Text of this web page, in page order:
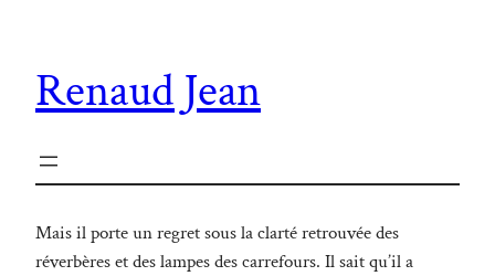
Renaud Jean
Mais il porte un regret sous la clarté retrouvée des
réverbères et des lampes des carrefours. Il sait qu’il a